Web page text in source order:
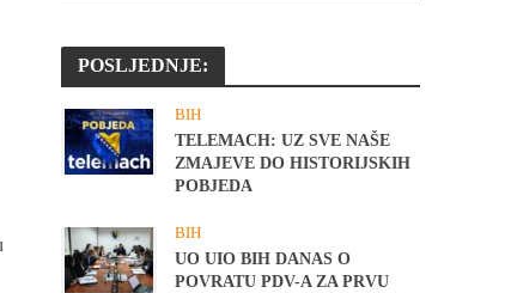
POSLJEDNJE:
BIH
TELEMACH: UZ SVE NAŠE
ZMAJEVE DO HISTORIJSKIH
POBJEDA
BIH
UO UIO BIH DANAS O
POVRATU PDV-A ZA PRVU